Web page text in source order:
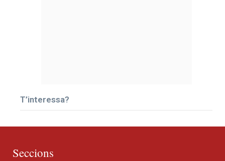
T’interessa?
Seccions